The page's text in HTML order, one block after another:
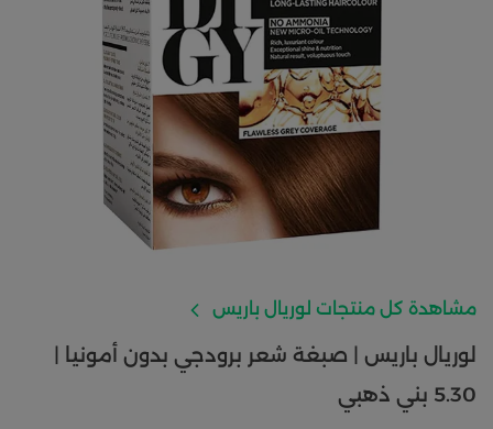
مشاهدة كل منتجات لوريال باريس
لوريال باريس | صبغة شعر برودجي بدون أمونيا |
5.30 بني ذهبي